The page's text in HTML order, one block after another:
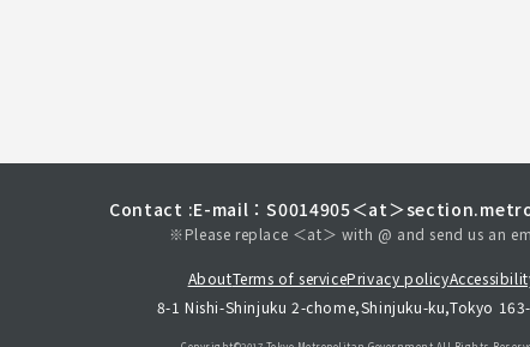
Contact :E-mail：S0014905＜at＞
※Please replace ＜at＞ with @ and send us an
AboutTerms of servicePrivacy policy
8-1 Nishi-Shinjuku 2-chome,Shinjuku-ku,Tokyo